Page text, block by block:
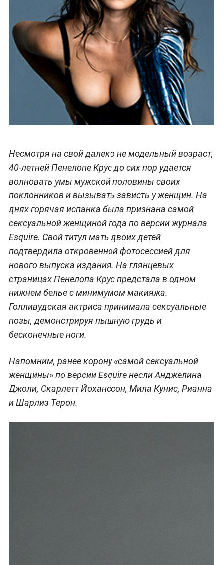
Несмотря на свой далеко не модельный возраст,
40-летней Пенелопе Крус до сих пор удается
волновать умы мужской половины своих
поклонников и вызывать зависть у женщин. На
днях горячая испанка была признана самой
сексуальной женщиной года по версии журнала
Esquire. Свой титул мать двоих детей
подтвердила откровенной фотосессией для
нового выпуска издания. На глянцевых
страницах Пенелопа Крус предстала в одном
нижнем белье с минимумом макияжа.
Голливудская актриса принимала сексуальные
позы, демонстрируя пышную грудь и
бесконечные ноги.
Напомним, ранее корону «самой сексуальной
женщины» по версии Esquire несли Анджелина
Джоли, Скарлетт Йоханссон, Мила Кунис, Рианна
и Шарлиз Терон.